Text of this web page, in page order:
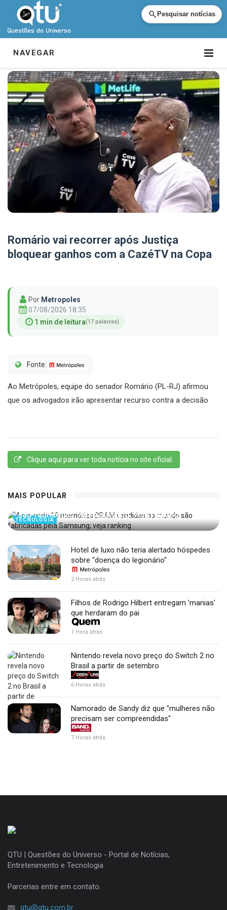
Pesquisar notícias
NAVEGAR
Romário vai recorrer após Justiça
bloquear ganhos com a CazéTV na Copa
Por Metropoles
07/08/2026 18:35
1 min de leitura(17 palavras)
Fonte:
Ao Metrópoles, equipe do senador Romário (PL-RJ) afirmou
que os advogados irão apresentar recurso contra a decisão
Clique aqui para ver toda notícia no site oficial.
MAIS POPULAR
TECNOLOGIA
são fabricadas pela Samsung; veja ranking
Hotel de luxo não teria alertado hóspedes
sobre "doença do legionário"
2 Horas atrás
Filhos de Rodrigo Hilbert entregam 'manias'
que herdaram do pai
1 Hora atrás
Nintendo revela novo preço do Switch 2 no
Brasil a partir de setembro
6 Horas atrás
Namorado de Sandy diz que "mulheres não
precisam ser compreendidas"
7 Horas atrás
QTU | Questões do Universo - Portal de Notícias,
Entretenimento e Tecnologia
Parcerias entre em contato.
qtu@qtu.com.br